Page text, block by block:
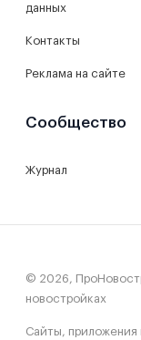
данных
Контакты
Реклама на сайте
Сообщество
Журнал
© 2026,
новостройках
Сайты, приложения